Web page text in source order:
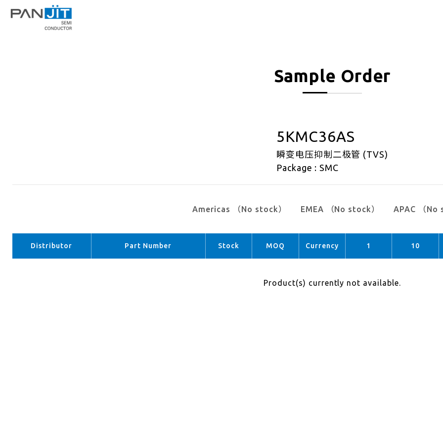
Sample Order
5KMC36AS
瞬变电压抑制二极管 (TVS)
Package : SMC
Americas （No stock） EMEA （No stock） APAC （No
Distributor Part Number Stock MOQ Currency 1 10
Product(s) currently not available.